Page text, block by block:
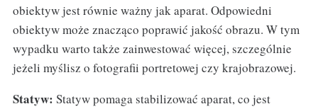
obiektyw jest równie ważny jak aparat. Odpowiedni
obiektyw może znacząco poprawić jakość obrazu. W tym
wypadku warto także zainwestować więcej, szczególnie
jeżeli myślisz o fotografii portretowej czy krajobrazowej.
Statyw: Statyw pomaga stabilizować aparat, co jest